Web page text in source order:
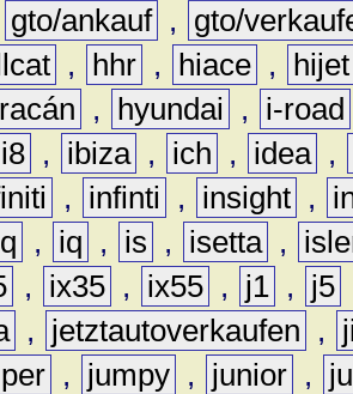
gto/ankauf ,
gto/
, hhr , hiace ,
hijet
, hyundai ,
i-road
i8 , ibiza , ich , idea ,
, infinti , insight ,
, iq , is , isetta ,
, ix35 , ix55 , j1 , j5
, jetztautoverkaufen ,
, jumpy , junior ,